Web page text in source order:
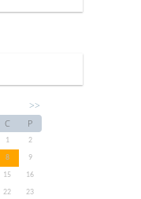
>>
C P
1
2
8
9
15
16
22
23